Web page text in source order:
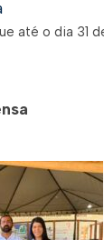
até o dia 31